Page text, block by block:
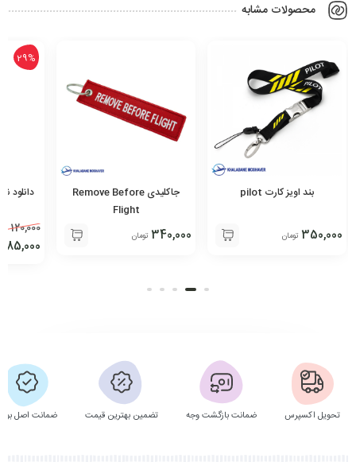
محصولات مشابه
بند اویز کارت pilot
350,000 تومان
جاکلیدی Remove Before
Flight
340,000 تومان
29%
دانلود
120,000
85,000
تحویل اکسپرس ضمانت بازگشت وجه تضمین بهترین قیمت ضمانت اصل